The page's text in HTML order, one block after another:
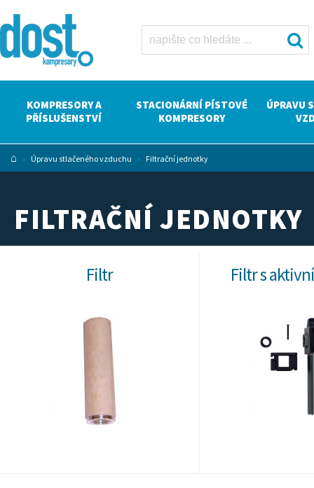
Filtrační
jednotky Dost
- kompresory
Atlas Copco
KOMPRESORY A
PŘÍSLUŠENSTVÍ
STACIONÁRNÍ PÍSTOVÉ
KOMPRESORY
ÚPRAVU
⌂ » Úpravu stlačeného vzduchu » Filtrační jednotky
FILTRAČNÍ JEDNOTKY
Filtr Filtr s